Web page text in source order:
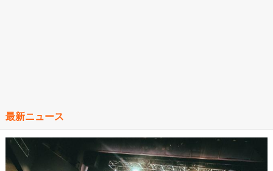
最新ニュース